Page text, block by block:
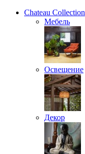
Chateau Collection
Мебель
Освещение
Декор